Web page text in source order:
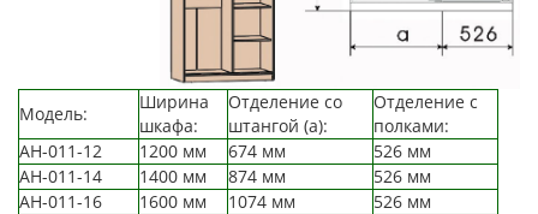
Модель:
Ширина
шкафа:
Отделение со
штангой (а):
Отделение с
полками:
АН-011-12
1200 мм 674 мм
526 мм
АН-011-14
1400 мм 874 мм
526 мм
АН-011-16
1600 мм 1074 мм 526 мм